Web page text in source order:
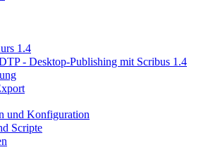
1.4
- Desktop-Publishing mit Scribus 1.4
und Konfiguration
Scripte